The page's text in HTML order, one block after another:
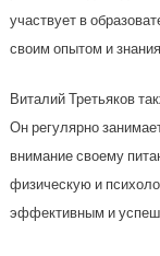
участвует в
своим опытом и
Виталий Третьяков
Он регулярно
внимание своему
физическую и
эффективным и